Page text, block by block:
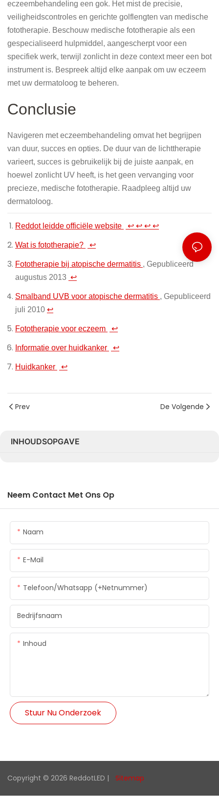
eczeembehandeling een gok. Het mist de precisie,
veiligheidscontroles en gerichte golflengten van medische
fototherapie. Beschouw medische fototherapie als een
gespecialiseerd hulpmiddel, aangescherpt voor een
specifiek werk, terwijl zonlicht in deze context meer een bot
instrument is. Bespreek altijd elke aanpak om uw eczeem
met uw dermatoloog te beheren.
Conclusie
Navigeren met eczeembehandeling omvat het begrijpen
van duur, succes en opties. De duur van de lichttherapie
varieert, succes is gebruikelijk bij de juiste aanpak, en
hoewel zonlicht UV heeft, is het geen vervanging voor
precieze, medische fototherapie. Raadpleeg altijd uw
dermatoloog.
Reddot leidde officiële website ↩ ↩ ↩ ↩
Wat is fototherapie? ↩
Fototherapie bij atopische dermatitis , Gepubliceerd
augustus 2013 ↩
Smalband UVB voor atopische dermatitis , Gepubliceerd
juli 2010 ↩
Fototherapie voor eczeem ↩
Informatie over huidkanker ↩
Huidkanker ↩
Prev De Volgende
INHOUDSOPGAVE
Neem Contact Met Ons Op
Naam
E-Mail
Telefoon/whatsapp (+netnummer)
Bedrijfsnaam
Inhoud
Stuur Nu Onderzoek
Copyright © 2026 ReddotLED | Sitemap